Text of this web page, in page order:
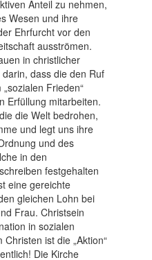
Anteil zu nehmen,
Wesen und ihre
Ehrfurcht vor den
ausströmen.
in christlicher
dass die den Ruf
Frieden“
Erfüllung mitarbeiten.
die Welt bedrohen,
und legt uns ihre
und des
in den
festgehalten
eine gereichte
gleichen Lohn bei
Frau. Christsein
in sozialen
ist die „Aktion“
Die Kirche